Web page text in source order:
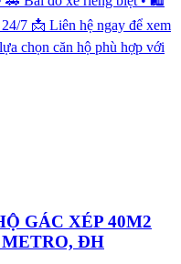
7 📩 Liên hệ ngay để xem
chọn căn hộ phù hợp với
GÁC XÉP 40M2
ĐH